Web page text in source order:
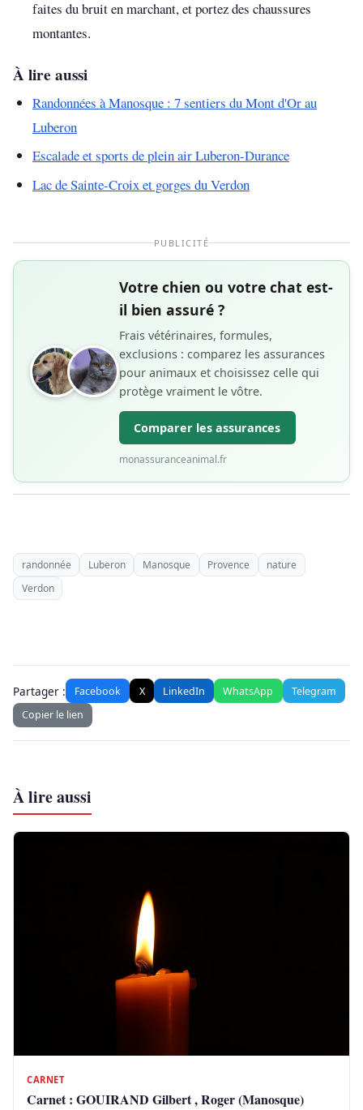
faites du bruit en marchant, et portez des chaussures
montantes.
À lire aussi
Randonnées à Manosque : 7 sentiers du Mont d'Or au
Luberon
Escalade et sports de plein air Luberon-Durance
Lac de Sainte-Croix et gorges du Verdon
PUBLICITÉ
Votre chien ou votre chat est-
il bien assuré ?
Frais vétérinaires, formules,
exclusions : comparez les assurances
pour animaux et choisissez celle qui
protège vraiment le vôtre.
Comparer les assurances
monassuranceanimal.fr
randonnée Luberon Manosque Provence
nature
Verdon
Partager : Facebook X LinkedIn WhatsApp
Telegram
Copier le lien
À lire aussi
CARNET
Carnet : GOUIRAND Gilbert , Roger (Manosque)